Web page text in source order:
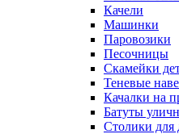
Качели
Машинки
Паровозики
Песочницы
Скамейки
Теневые
Качалки на
Батуты
Столики для